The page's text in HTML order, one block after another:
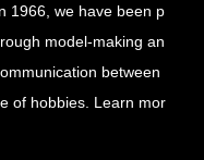
1966, we have been p
model-making an
between
of hobbies. Learn mor